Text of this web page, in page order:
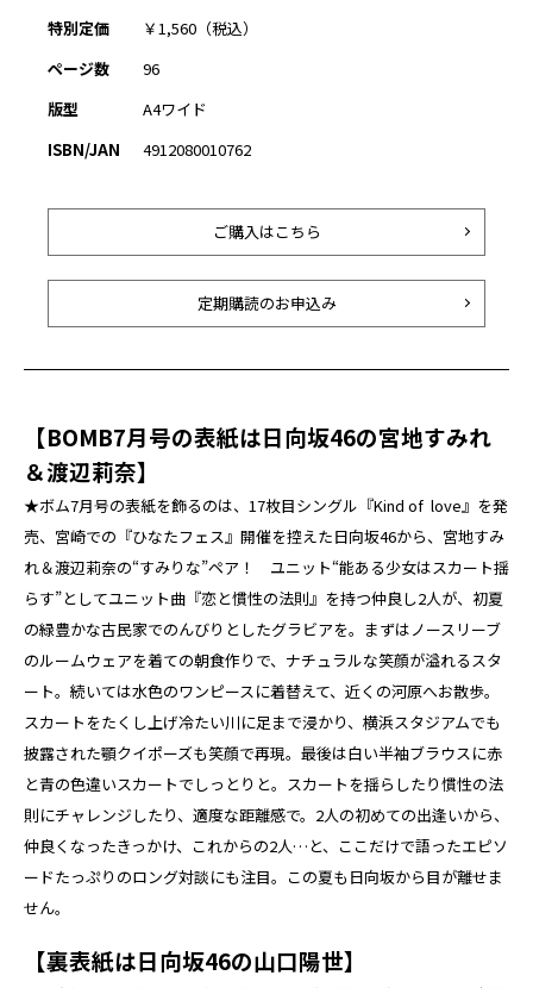
特別定価
￥1,560（税込）
ページ数
96
版型
A4ワイド
ISBN/JAN
4912080010762
ご購入はこちら
定期購読のお申込み
【BOMB7月号の表紙は日向坂46の宮地すみれ
＆渡辺莉奈】
★ボム7月号の表紙を飾るのは、17枚目シングル『Kind of love』を発
売、宮崎での『ひなたフェス』開催を控えた日向坂46から、宮地すみ
れ＆渡辺莉奈の“すみりな”ペア！ ユニット“能ある少女はスカート揺
らす”としてユニット曲『恋と慣性の法則』を持つ仲良し2人が、初夏
の緑豊かな古民家でのんびりとしたグラビアを。まずはノースリーブ
のルームウェアを着ての朝食作りで、ナチュラルな笑顔が溢れるスタ
ート。続いては水色のワンピースに着替えて、近くの河原へお散歩。
スカートをたくし上げ冷たい川に足まで浸かり、横浜スタジアムでも
披露された顎クイポーズも笑顔で再現。最後は白い半袖ブラウスに赤
と青の色違いスカートでしっとりと。スカートを揺らしたり慣性の法
則にチャレンジしたり、適度な距離感で。2人の初めての出逢いから、
仲良くなったきっかけ、これからの2人…と、ここだけで語ったエピソ
ードたっぷりのロング対談にも注目。この夏も日向坂から目が離せま
せん。
【裏表紙は日向坂46の山口陽世】